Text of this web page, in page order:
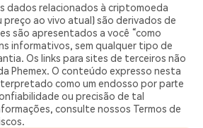
dados relacionados à criptomoeda
preço ao vivo atual) são derivados de
são apresentados a você “como
informativos, sem qualquer tipo de
Os links para sites de terceiros não
Phemex. O conteúdo expresso nesta
como um endosso por parte
ou precisão de tal
consulte nossos Termos de